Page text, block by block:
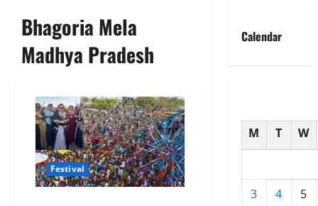
Bhagoria Mela
Madhya Pradesh
Festival
Calendar
M T W
3 4
5